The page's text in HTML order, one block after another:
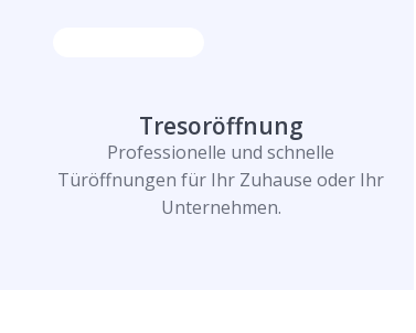
Tresoröffnung
Professionelle und schnelle
Türöffnungen für Ihr Zuhause oder Ihr
Unternehmen.